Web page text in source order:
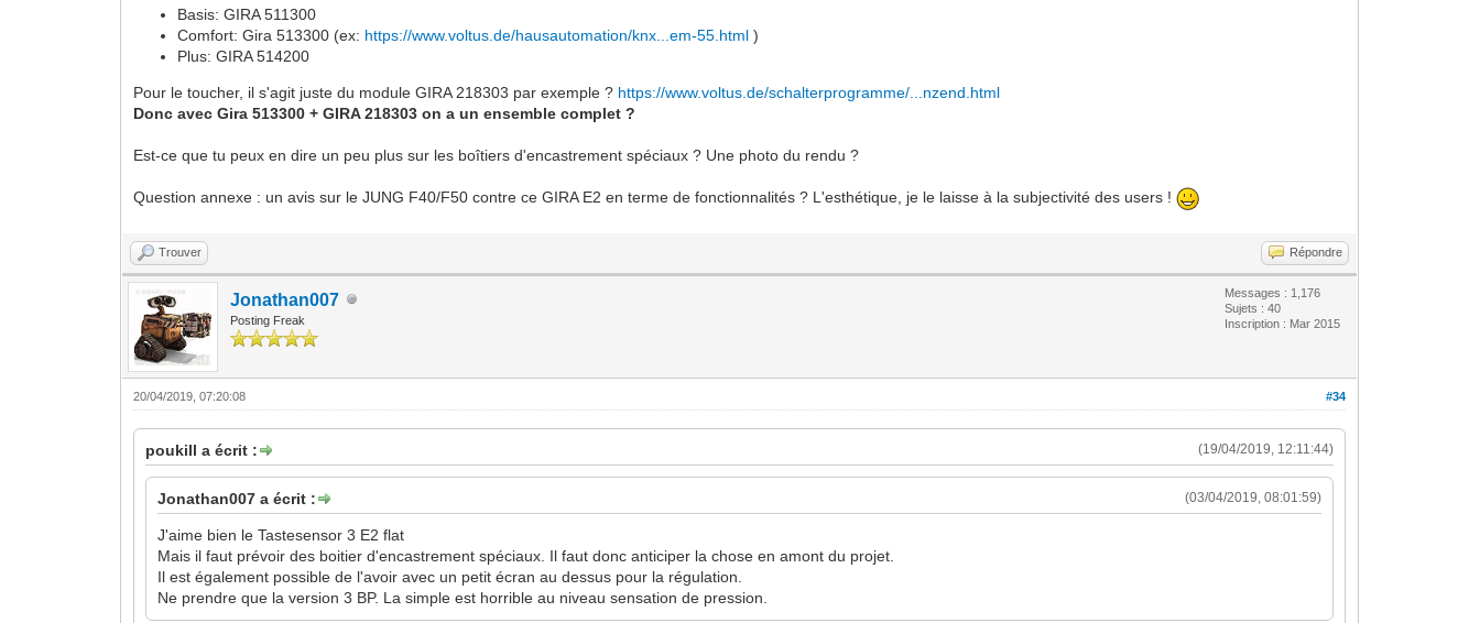
Basis: GIRA 511300
Comfort: Gira 513300 (ex: https://www.voltus.de/hausautomation/knx...em-55.html )
Plus: GIRA 514200
Pour le toucher, il s'agit juste du module GIRA 218303 par exemple ? https://www.voltus.de/schalterprogramme/...nzend.html
Donc avec Gira 513300 + GIRA 218303 on a un ensemble complet ?
Est-ce que tu peux en dire un peu plus sur les boîtiers d'encastrement spéciaux ? Une photo du rendu ?
Question annexe : un avis sur le JUNG F40/F50 contre ce GIRA E2 en terme de fonctionnalités ? L'esthétique, je le laisse à la subjectivité des users !
Trouver Répondre
Jonathan007
Posting Freak
Messages : 1,176
Sujets : 40
Inscription : Mar 2015
#34
20/04/2019, 07:20:08
(19/04/2019, 12:11:44)
poukill a écrit :
(03/04/2019, 08:01:59)
Jonathan007 a écrit :
J'aime bien le Tastesensor 3 E2 flat
Mais il faut prévoir des boitier d'encastrement spéciaux. Il faut donc anticiper la chose en amont du projet.
Il est également possible de l'avoir avec un petit écran au dessus pour la régulation.
Ne prendre que la version 3 BP. La simple est horrible au niveau sensation de pression.